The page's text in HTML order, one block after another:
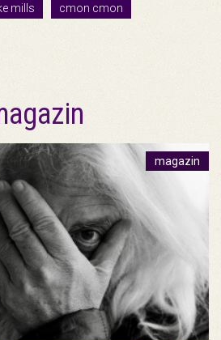
mills cmon cmon
magazin